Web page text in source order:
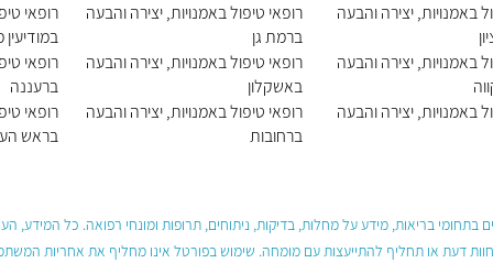
באמנויות, יצירה והבעה
באמנויות, יצירה והבעה
באמנויות, יצירה והבעה
רופאי טיפול באמנויות, יצירה והבעה
ברמת גן
רופאי טיפול באמנויות, יצירה והבעה
באשקלון
רופאי טיפול באמנויות, יצירה והבעה
ברחובות
רופאי
רופאי
ברעננה
רופאי
בראש
בתחומי בריאות, מידע על מחלות, בדיקות, ניתוחים, תרופות ומונחי רפואה. כל המידע,
דעת או תחליף להתייעצות עם מומחה. שימוש בפורטל אינו מחליף את אחריות